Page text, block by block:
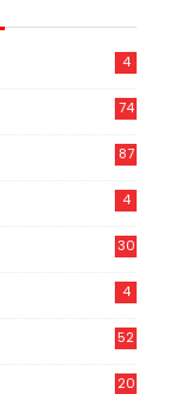
4
74
87
4
30
4
52
20